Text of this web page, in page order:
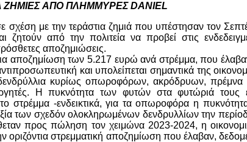
ΖΗΜΙΕΣ ΑΠΟ ΠΛΗΜΜΥΡΕΣ DANIEL
με την τεράστια ζημιά που υπέστησαν τον
ζητούν από την πολιτεία να προβεί στις
αποζημιώσεις.
αποζημίωση των 5.217 ευρώ ανά στρέμμα, που
και υπολείπεται σημαντικά της
δενδρύλλια κυρίως οπωροφόρων, ακρόδρυων, πρέμνα
Η πυκνότητα των φυτών στα φυτώριά τους
στρέμμα -ενδεικτικά, για τα οπωροφόρα η
των σχεδόν ολοκληρωμένων δενδρυλλίων την
προς πώληση τον χειμώνα 2023-2024, η
οριζόντια στρεμματική αποζημίωση που έλαβαν,